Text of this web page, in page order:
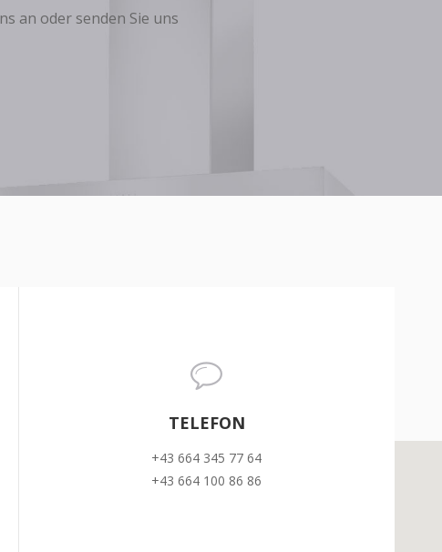
an oder senden Sie uns
TELEFON
+43 664 345 77 64
+43 664 100 86 86